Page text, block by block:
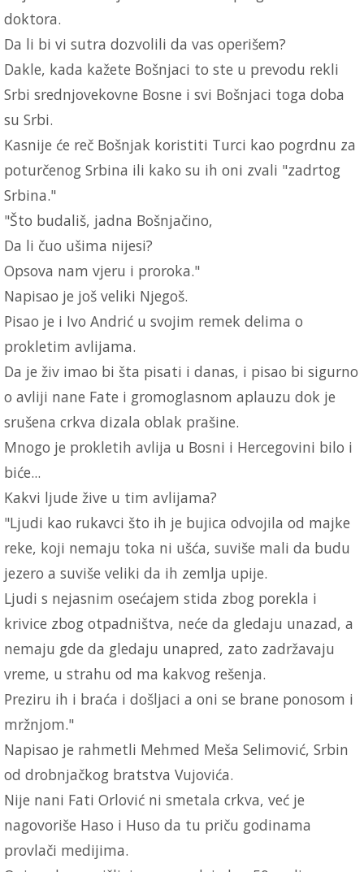
doktora.
Da li bi vi sutra dozvolili da vas operišem?
Dakle, kada kažete Bošnjaci to ste u prevodu rekli
Srbi srednjovekovne Bosne i svi Bošnjaci toga doba
su Srbi.
Kasnije će reč Bošnjak koristiti Turci kao pogrdnu za
poturčenog Srbina ili kako su ih oni zvali "zadrtog
Srbina."
"Što budališ, jadna Bošnjačino,
Da li čuo ušima nijesi?
Opsova nam vjeru i proroka."
Napisao je još veliki Njegoš.
Pisao je i Ivo Andrić u svojim remek delima o
prokletim avlijama.
Da je živ imao bi šta pisati i danas, i pisao bi sigurno
o avliji nane Fate i gromoglasnom aplauzu dok je
srušena crkva dizala oblak prašine.
Mnogo je prokletih avlija u Bosni i Hercegovini bilo i
biće...
Kakvi ljude žive u tim avlijama?
"Ljudi kao rukavci što ih je bujica odvojila od majke
reke, koji nemaju toka ni ušća, suviše mali da budu
jezero a suviše veliki da ih zemlja upije.
Ljudi s nejasnim osećajem stida zbog porekla i
krivice zbog otpadništva, neće da gledaju unazad, a
nemaju gde da gledaju unapred, zato zadržavaju
vreme, u strahu od ma kakvog rešenja.
Preziru ih i braća i došljaci a oni se brane ponosom i
mržnjom."
Napisao je rahmetli Mehmed Meša Selimović, Srbin
od drobnjačkog bratstva Vujovića.
Nije nani Fati Orlović ni smetala crkva, već je
nagovoriše Haso i Huso da tu priču godinama
provlači medijima.